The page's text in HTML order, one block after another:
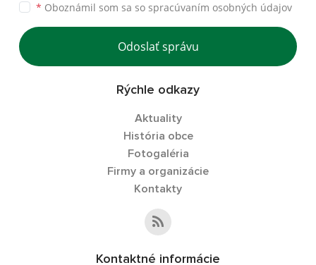
* Oboznámil som sa so spracúvaním osobných údajov
Odoslať správu
Rýchle odkazy
Aktuality
História obce
Fotogaléria
Firmy a organizácie
Kontakty
Kontaktné informácie